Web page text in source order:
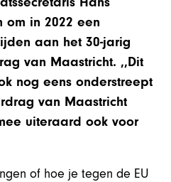
om in 2022 een
aan het 30-jarig
van Maastricht. ,,Dit
nog eens onderstreept
van Maastricht
uiteraard ook voor
of hoe je tegen de EU